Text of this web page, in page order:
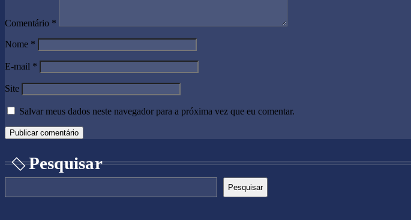
Comentário *
Nome *
E-mail *
Site
Salvar meus dados neste navegador para a próxima vez que eu comentar.
Pesquisar
Pesquisar